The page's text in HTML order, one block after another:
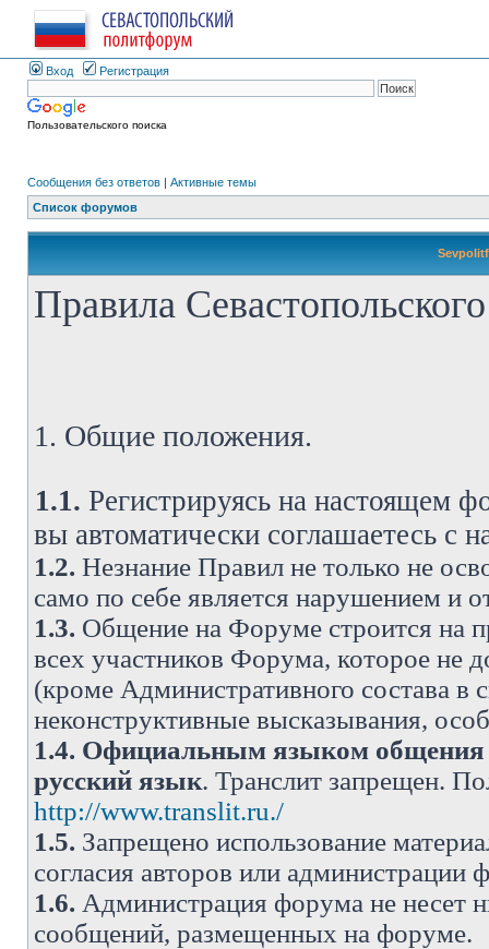
Вход Регистрация
Пользовательского поиска
Сообщения без ответов | Активные темы
Список форумов
Правила
1. Общие положения.
1.1. Регистрируясь на настоящем
вы автоматически соглашаетесь
1.2. Незнание Правил не только не
само по себе является нарушением и
1.3. Общение на Форуме строится на
всех участников Форума, которое не
(кроме Административного состава в
неконструктивные высказывания,
1.4. Официальным языком общения
русский язык. Транслит запрещен.
http://www.translit.ru./
1.5. Запрещено использование
согласия авторов или администрации
1.6. Администрация форума не несет
сообщений, размещенных на форуме.